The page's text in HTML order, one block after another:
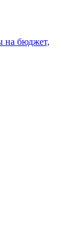
на бюджет,